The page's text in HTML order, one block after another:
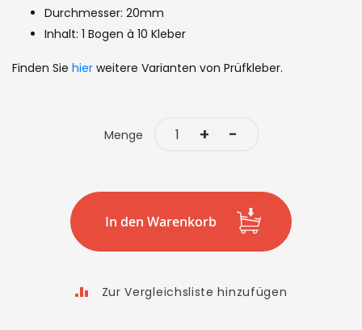
Durchmesser: 20mm
Inhalt: 1 Bogen à 10 Kleber
Finden Sie hier weitere Varianten von Prüfkleber.
Menge -
+
In den Warenkorb
Zur Vergleichsliste hinzufügen